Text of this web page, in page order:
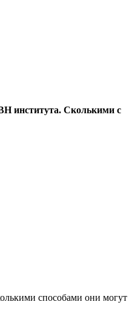
института. Сколькими с
способами они